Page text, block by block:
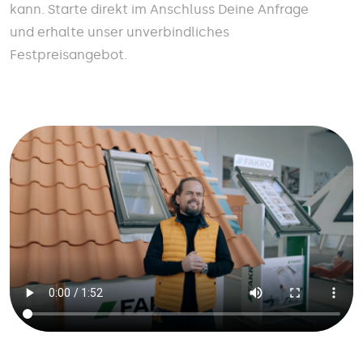
kann. Starte direkt im Anschluss Deine Anfrage
und erhalte unser unverbindliches
Festpreisangebot.